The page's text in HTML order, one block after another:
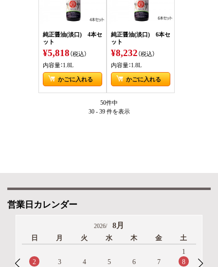
純正醤油(淡口) 4本セ
ット
¥5,818（税込）
内容量：1.8L
かごに入れる
純正醤油(淡口) 6本セ
ット
¥8,232（税込）
内容量：1.8L
かごに入れる
50件中
30 - 39 件を表示
営業日カレンダー
2026/ 8月
日 月 火 水 木 金
土
1
2
3 4 5 6 7
8